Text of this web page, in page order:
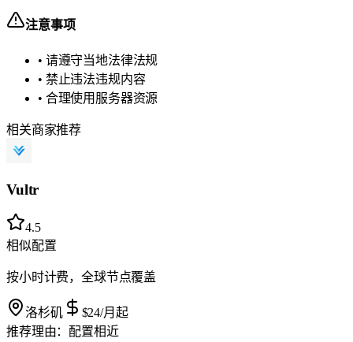
注意事项
• 请遵守当地法律法规
• 禁止违法违规内容
• 合理使用服务器资源
相关商家推荐
Vultr
4.5
相似配置
按小时计费，全球节点覆盖
洛杉矶 $24/月起
推荐理由： 配置相近